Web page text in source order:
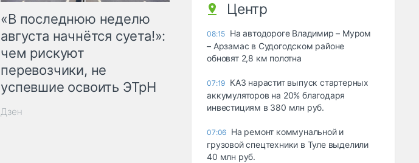
«В последнюю неделю
августа начнётся суета!»:
чем рискуют
перевозчики, не
успевшие освоить ЭТрН
Дзен
Центр
08:15 На автодороге Владимир – Муром
– Арзамас в Судогодском районе
обновят 2,8 км полотна
07:19 КАЗ нарастит выпуск стартерных
аккумуляторов на 20% благодаря
инвестициям в 380 млн руб.
07:06 На ремонт коммунальной и
грузовой спецтехники в Туле выделили
40 млн руб.